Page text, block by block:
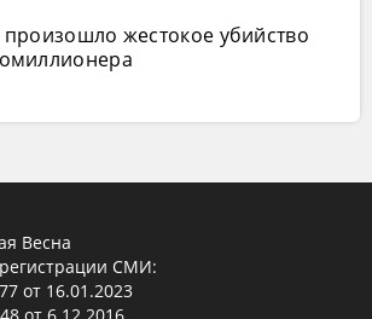
жестокое убийство
Весна
СМИ:
от 16.01.2023